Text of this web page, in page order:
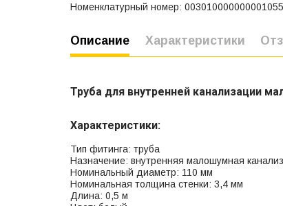
Номенклатурный номер: 003010000000001055
Описание Характеристики
Труба для внутренней канализации
Характеристики:
Тип фитинга: труба
Назначение: внутренняя малошумная
Номинальный диаметр: 110 мм
Номинальная толщина стенки: 3,4 мм
Длина: 0,5 м